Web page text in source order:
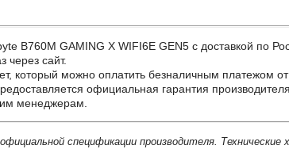
GAMING X WIFI6E GEN5 с доставкой по
через сайт.
который можно оплатить безналичным платежом
официальная гарантия
менеджерам.
спецификации производителя.